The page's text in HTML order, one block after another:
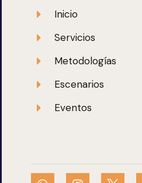
Inicio
Servicios
Metodologías
Escenarios
Eventos